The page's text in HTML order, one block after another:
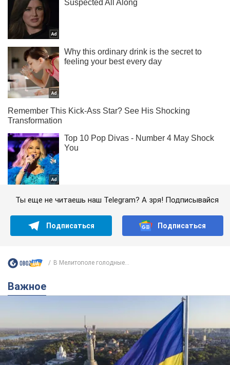
Ты еще не читаешь наш Telegram? А зря! Подписывайся
Подписаться Подписаться
В Мелитополе голодные...
Важное